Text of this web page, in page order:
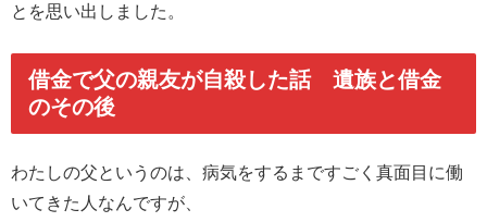
とを思い出しました。
借金で父の親友が自殺した話 遺族と借金
のその後
わたしの父というのは、病気をするまですごく真面目に働
いてきた人なんですが、